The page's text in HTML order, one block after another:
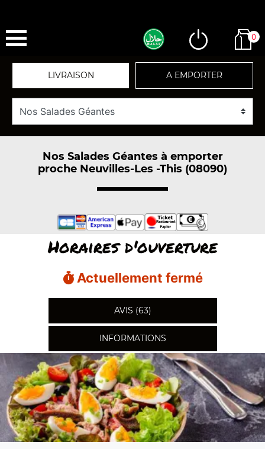
0
LIVRAISON A EMPORTER
Nos Salades Géantes à emporter
proche Neuvilles-Les -This (08090)
Horaires d'ouverture
Actuellement fermé
AVIS (63)
INFORMATIONS